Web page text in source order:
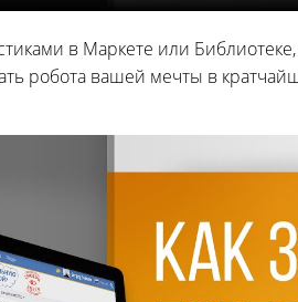
в Маркете или
робота вашей мечты в